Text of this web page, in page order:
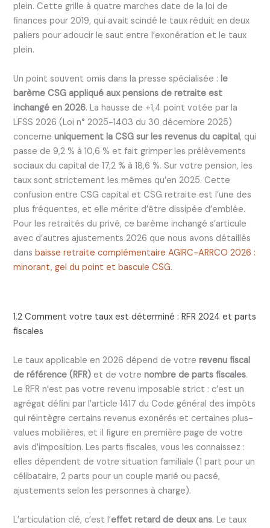
plein. Cette grille à quatre marches date de la loi de
finances pour 2019, qui avait scindé le taux réduit en deux
paliers pour adoucir le saut entre l’exonération et le taux
plein.
Un point souvent omis dans la presse spécialisée :le
barème CSG appliqué aux pensions de retraite est
inchangé en 2026. La hausse de +1,4 point votée par la
LFSS 2026 (Loi n° 2025-1403 du 30 décembre 2025)
concerneuniquement la CSG sur les revenus du capital, qui
passe de 9,2 % à 10,6 % et fait grimper les prélèvements
sociaux du capital de 17,2 % à 18,6 %. Sur votre pension, les
taux sont strictement les mêmes qu’en 2025. Cette
confusion entre CSG capital et CSG retraite est l’une des
plus fréquentes, et elle mérite d’être dissipée d’emblée.
Pour les retraités du privé, ce barème inchangé s’articule
avec d’autres ajustements 2026 que nous avons détaillés
dansbaisse retraite complémentaire AGIRC-ARRCO 2026 :
minorant, gel du point et bascule CSG.
1.2 Comment votre taux est déterminé : RFR 2024 et parts
fiscales
Le taux applicable en 2026 dépend de votrerevenu fiscal
de référence (RFR) et de votrenombre de parts fiscales.
Le RFR n’est pas votre revenu imposable strict : c’est un
agrégat défini par l’article 1417 du Code général des impôts
qui réintègre certains revenus exonérés et certaines plus-
values mobilières, et il figure en première page de votre
avis d’imposition. Les parts fiscales, vous les connaissez :
elles dépendent de votre situation familiale (1 part pour un
célibataire, 2 parts pour un couple marié ou pacsé,
ajustements selon les personnes à charge).
L’articulation clé, c’est l’effet retard de deux ans. Le taux